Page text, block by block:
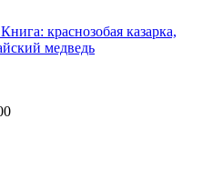
краснозобая казарка,
медведь